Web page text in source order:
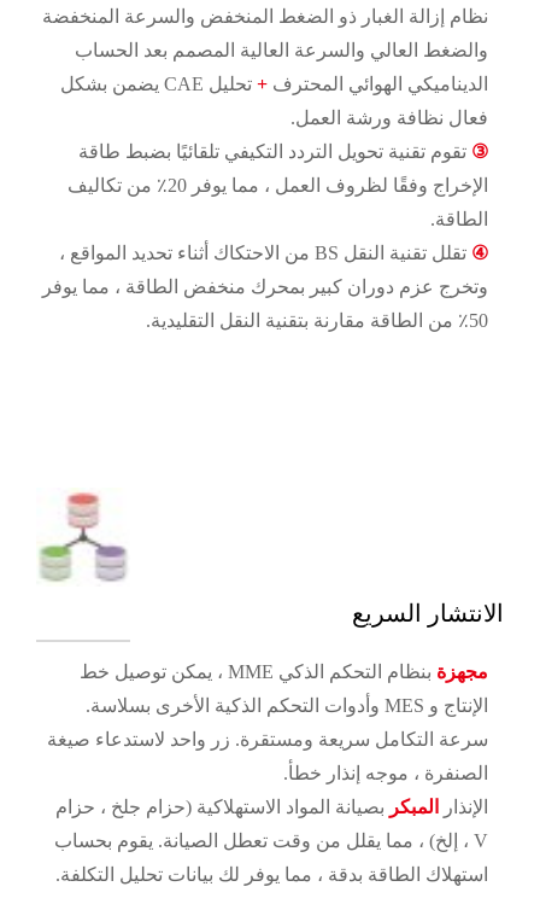
نظام إزالة الغبار ذو الضغط المنخفض والسرعة المنخفضة
والضغط العالي والسرعة العالية المصمم بعد الحساب
الديناميكي الهوائي المحترف+
تحليل CAE يضمن بشكل
فعال نظافة ورشة العمل.
③ تقوم تقنية تحويل التردد التكيفي تلقائيًا بضبط طاقة
الإخراج وفقًا لظروف العمل ، مما يوفر 20٪ من تكاليف
الطاقة.
④
تقلل تقنية النقل BS من الاحتكاك أثناء تحديد المواقع ،
وتخرج عزم دوران كبير بمحرك منخفض الطاقة ، مما يوفر
50٪ من الطاقة مقارنة بتقنية النقل التقليدية.
الانتشار السريع
مجهزة
بنظام التحكم الذكي MME ، يمكن توصيل خط
الإنتاج و MES وأدوات التحكم الذكية الأخرى بسلاسة.
سرعة التكامل سريعة ومستقرة. زر واحد لاستدعاء صيغة
الصنفرة ، موجه إنذار خطأ.
الإنذار
المبكر بصيانة المواد الاستهلاكية (حزام جلخ ، حزام
V ، إلخ) ، مما يقلل من وقت تعطل الصيانة. يقوم بحساب
استهلاك الطاقة بدقة ، مما يوفر لك بيانات تحليل التكلفة.